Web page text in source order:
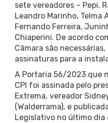
sete vereadores – Pepi,
Leandro Marinho, Telma
Fernando Ferreira,
Chiaperini. De acordo
Câmara são
assinaturas para a
A Portaria 56/2023 que
CPI foi assinada pelo
Extrema, vereador
(Walderrama), e
Legislativo no último dia